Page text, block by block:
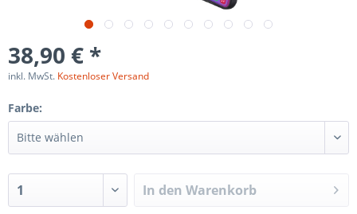
38,90 € *
inkl. MwSt. Kostenloser Versand
Farbe:
In den Warenkorb